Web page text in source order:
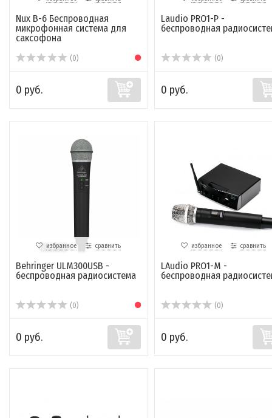
Nux B-6 Беспроводная
микрофонная система для
саксофона
(0)
0 руб.
Laudio PRO1-P -
беспроводная
(0)
0 руб.
избранное сравнить
Behringer ULM300USB -
беспроводная радиосистема
(0)
0 руб.
избранное сравнить
LAudio PRO1-M -
беспроводная
(0)
0 руб.